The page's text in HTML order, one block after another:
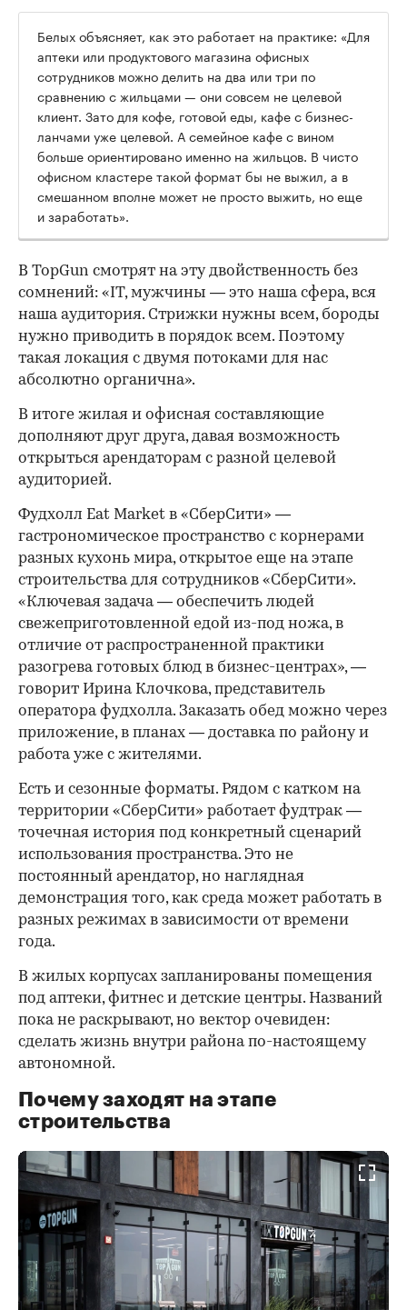
Белых объясняет, как это работает на практике: «Для
аптеки или продуктового магазина офисных
сотрудников можно делить на два или три по
сравнению с жильцами — они совсем не целевой
клиент. Зато для кофе, готовой еды, кафе с бизнес-
ланчами уже целевой. А семейное кафе с вином
больше ориентировано именно на жильцов. В чисто
офисном кластере такой формат бы не выжил, а в
смешанном вполне может не просто выжить, но еще
и заработать».
В TopGun смотрят на эту двойственность без
сомнений: «IT, мужчины — это наша сфера, вся
наша аудитория. Стрижки нужны всем, бороды
нужно приводить в порядок всем. Поэтому
такая локация с двумя потоками для нас
абсолютно органична».
В итоге жилая и офисная составляющие
дополняют друг друга, давая возможность
открыться арендаторам с разной целевой
аудиторией.
Фудхолл Eat Market в «СберСити» —
гастрономическое пространство с корнерами
разных кухонь мира, открытое еще на этапе
строительства для сотрудников «СберСити».
«Ключевая задача — обеспечить людей
свежеприготовленной едой из-под ножа, в
отличие от распространенной практики
разогрева готовых блюд в бизнес-центрах», —
говорит Ирина Клочкова, представитель
оператора фудхолла. Заказать обед можно через
приложение, в планах — доставка по району и
работа уже с жителями.
Есть и сезонные форматы. Рядом с катком на
территории «СберСити» работает фудтрак —
точечная история под конкретный сценарий
использования пространства. Это не
постоянный арендатор, но наглядная
демонстрация того, как среда может работать в
разных режимах в зависимости от времени
года.
В жилых корпусах запланированы помещения
под аптеки, фитнес и детские центры. Названий
пока не раскрывают, но вектор очевиден:
сделать жизнь внутри района по-настоящему
автономной.
Почему заходят на этапе
строительства